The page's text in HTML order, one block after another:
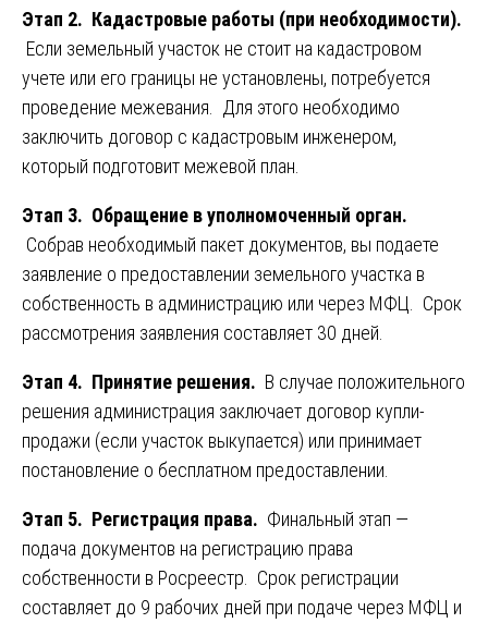
Этап 2. Кадастровые работы (при необходимости).
Если земельный участок не стоит на кадастровом
учете или его границы не установлены, потребуется
проведение межевания. Для этого необходимо
заключить договор с кадастровым инженером,
который подготовит межевой план.
Этап 3. Обращение в уполномоченный орган.
Собрав необходимый пакет документов, вы подаете
заявление о предоставлении земельного участка в
собственность в администрацию или через МФЦ. Срок
рассмотрения заявления составляет 30 дней.
Этап 4. Принятие решения. В случае положительного
решения администрация заключает договор купли-
продажи (если участок выкупается) или принимает
постановление о бесплатном предоставлении.
Этап 5. Регистрация права. Финальный этап —
подача документов на регистрацию права
собственности в Росреестр. Срок регистрации
составляет до 9 рабочих дней при подаче через МФЦ и